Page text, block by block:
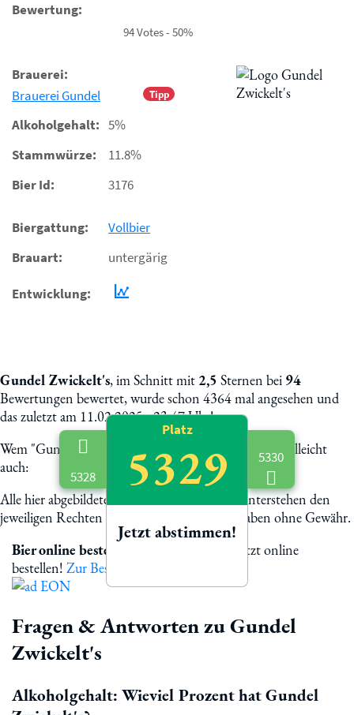
Bewertung:
94 Votes - 50%
Brauerei:
Tipp
Brauerei Gundel
Alkoholgehalt: 5%
Stammwürze:
11.8%
Bier Id:
3176
Biergattung:
Vollbier
Brauart:
untergärig
Entwicklung:
Gundel Zwickelt's, im Schnitt mit 2,5 Sternen bei 94
Bewertungen bewertet, wurde schon 4364 mal angesehen und
das zuletzt am 11.02.2025 - 23:47 Uhr!
Wem "Gundel Zwickelt's" schmeckt, dem schmeckt vielleicht
auch:
Alle hier abgebildete Biermarken und Logos unterstehen den
jeweiligen Rechten der Eigentümer. Alle Angaben ohne Gewähr.
5328
Platz
5329
Jetzt abstimmen!
5330
Bier online bestellen
Gundel Zwickelt's jetzt online
bestellen! Zur Bestellung
Fragen & Antworten zu Gundel
Zwickelt's
Alkoholgehalt: Wieviel Prozent hat Gundel